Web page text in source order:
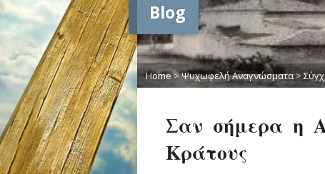
Blog
Home>Ψυχωφελή Αναγνώσματα>
Σαν σήμερα η
Κράτους